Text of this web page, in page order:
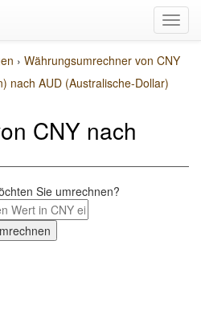
› Währungsumrechner von CNY
nach AUD (Australische-Dollar)
CNY nach
Sie umrechnen?